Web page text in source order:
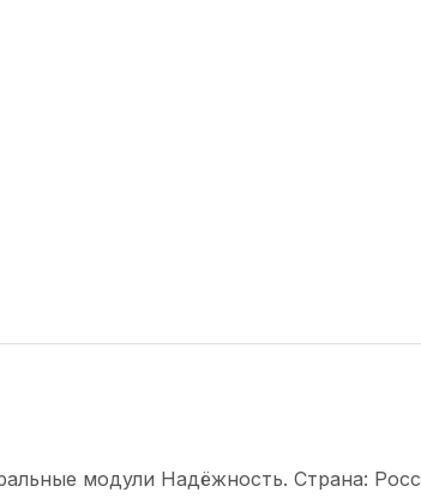
модули Надёжность. Страна: